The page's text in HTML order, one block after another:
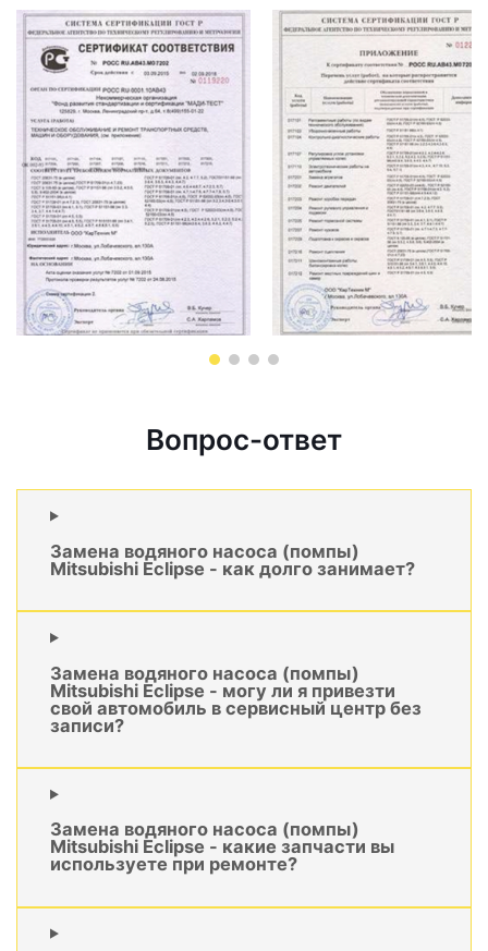
Вопрос-ответ
Замена водяного насоса (помпы)
Mitsubishi Eclipse - как долго занимает?
Замена водяного насоса (помпы)
Mitsubishi Eclipse - могу ли я привезти
свой автомобиль в сервисный центр без
записи?
Замена водяного насоса (помпы)
Mitsubishi Eclipse - какие запчасти вы
используете при ремонте?